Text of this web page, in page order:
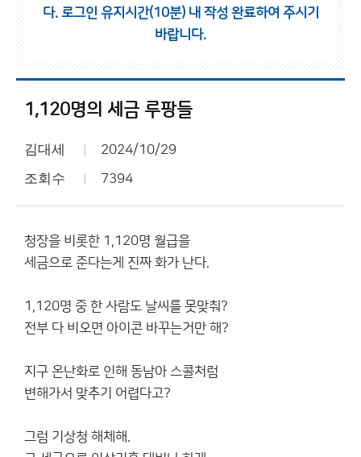
다. 로그인 유지시간(10분) 내 작성 완료하여 주시기
바랍니다.
1,120명의 세금 루팡들
김대세 2024/10/29
조회수 7394
청장을 비롯한 1,120명 월급을
세금으로 준다는게 진짜 화가 난다.
1,120명 중 한 사람도 날씨를 못맞춰?
전부 다 비오면 아이콘 바꾸는거만 해?
지구 온난화로 인해 동남아 스콜처럼
변해가서 맞추기 어렵다고?
그럼 기상청 해체해.